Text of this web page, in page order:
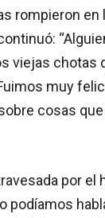
rompieron en
viejas chotas
muy
cosas
por el
podíamos